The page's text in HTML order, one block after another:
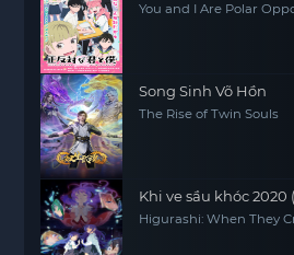
You and I Are Polar
Song Sinh Võ Hồn
The Rise of Twin Souls
Khi ve sầu khóc 2020
Higurashi: When They